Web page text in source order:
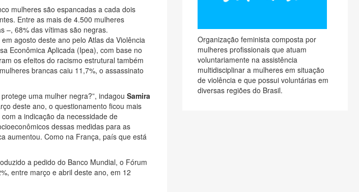
mulheres são espancadas a cada dois
Entre as mais de 4.500 mulheres
–, 68% das vítimas são negras.
agosto deste ano pelo Atlas da Violência
Econômica Aplicada (Ipea), com base no
os efeitos do racismo estrutural também
brancas caiu 11,7%, o assassinato
uma mulher negra?”, indagou Samira
deste ano, o questionamento ficou mais
a indicação da necessidade de
dessas medidas para as
aumentou. Como na França, país que está
a pedido do Banco Mundial, o Fórum
entre março e abril deste ano, em 12
Organização feminista composta por
mulheres profissionais que atuam
voluntariamente na assistência
multidisciplinar a mulheres em situação
de violência e que possui voluntárias em
diversas regiões do Brasil.